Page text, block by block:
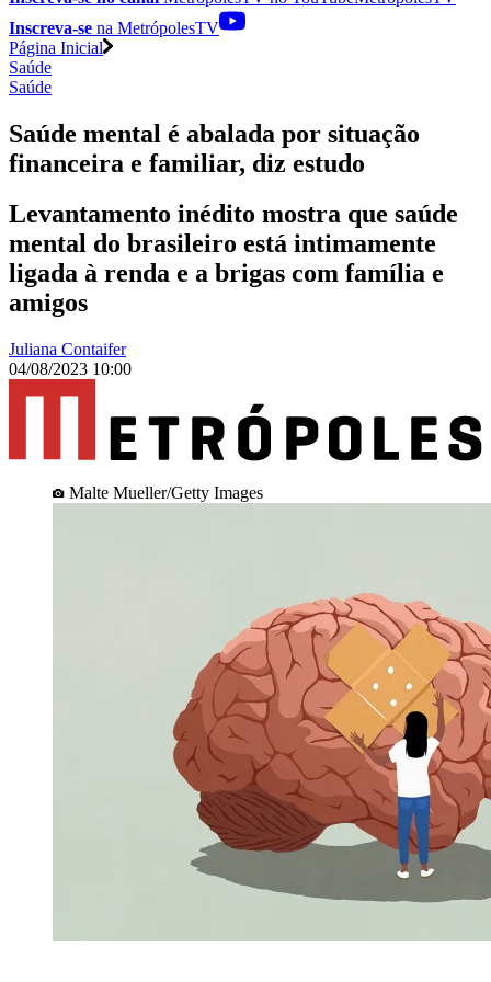
Inscreva-se na MetrópolesTV
Página Inicial
Saúde
Saúde
Saúde mental é abalada por situação
financeira e familiar, diz estudo
Levantamento inédito mostra que saúde
mental do brasileiro está intimamente
ligada à renda e a brigas com família e
amigos
Juliana Contaifer
04/08/2023 10:00
Malte Mueller/Getty Images